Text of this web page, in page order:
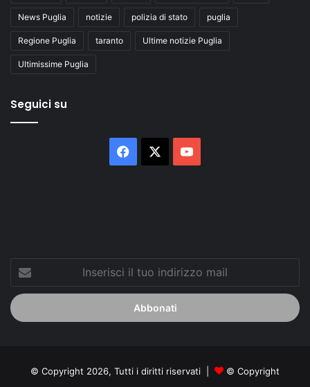
News Puglia notizie polizia di stato puglia
Regione Puglia taranto Ultime notizie Puglia
Ultimissime Puglia
Seguici su
Facebook
Inserisci
tuo
indirizzo
mail
© Copyright 2026, Tutti i diritti riservati |
© Copyright